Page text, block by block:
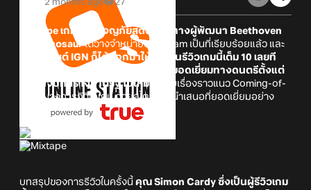
Mixtape เกมแนวผจญภัยสุดดี้ของทางผู้พัฒนา Beethoven
and Dinosaurได้วางจำหน่ายบน Steam เป็นที่เรียบร้อยแล้ว และ
ว็บไซต์ IGN ก็ได้ออกมาให้ คะแนนรีวิวเกมนี้เต็ม 10 เลยที
โดยให้เหตุผลว่า
"นี่ผลงานแสนยอดเยี่ยมทางดนตรีตั้งแต่
ต้นจนจบที่สร้างมาตรฐานใหม่"
ให้กับเรื่องราวแนว Coming-of-
Age ในวงการวิดีโอเกม ด้วยสไตล์การนำเสนอที่ยอดเยี่ยมอย่าง
แท้จริง
บทสรุปของการรีวิวในครั้งนี้ คุณ Simon Cardy ซึ่งเป็นผู้รีวิวเกม